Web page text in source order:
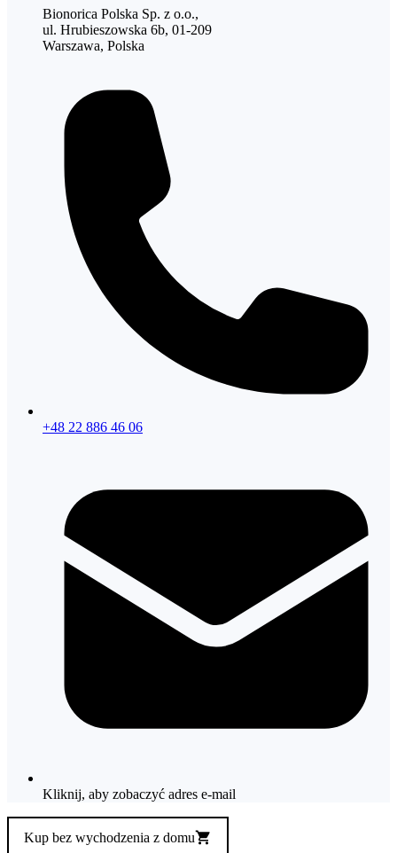
Bionorica Polska Sp. z o.o.,
ul. Hrubieszowska 6b, 01-209
Warszawa, Polska
+48 22 886 46 06
Kliknij, aby zobaczyć adres e-mail
Kup bez wychodzenia z domu